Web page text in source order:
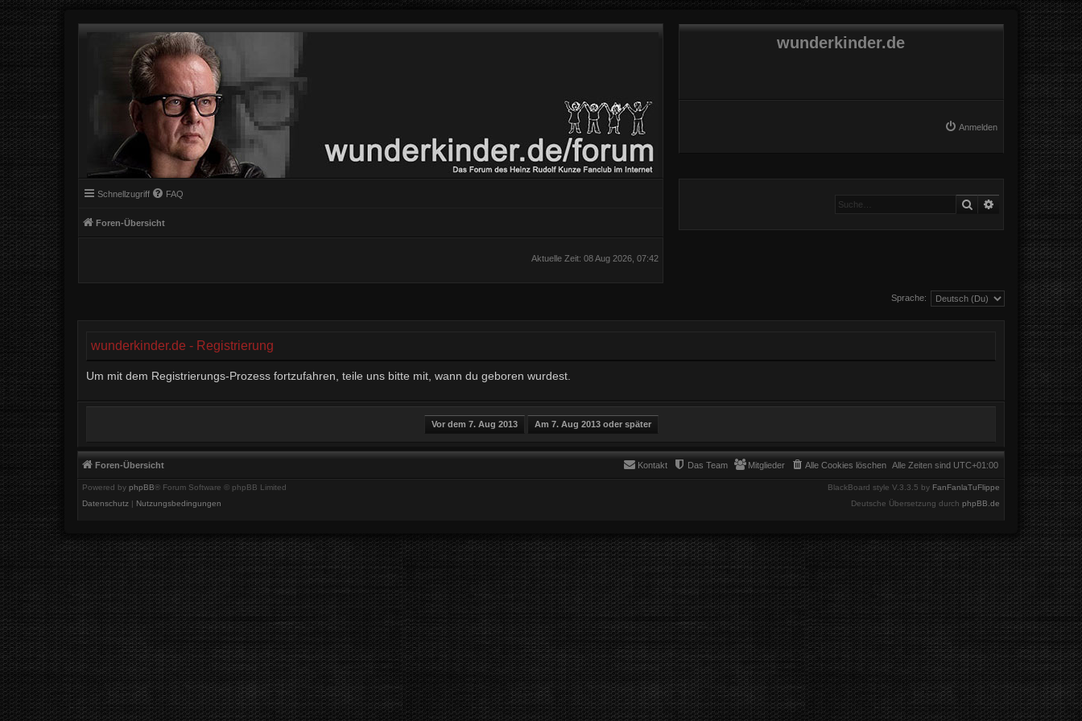
wunderkinder.de
Anmelden
Schnellzugriff FAQ
Foren-Übersicht
Suche Erweiterte Suche
Aktuelle Zeit: 08 Aug 2026, 07:42
Sprache:
wunderkinder.de - Registrierung
Um mit dem Registrierungs-Prozess fortzufahren, teile uns bitte mit, wann du geboren wurdest.
Foren-Übersicht Alle Zeiten sind UTC+01:00
Alle Cookies löschen
Mitglieder
Das Team
Kontakt
Powered by phpBB® Forum Software © phpBB Limited BlackBoard style V.3.3.5 by FanFanlaTuFlippe
Deutsche Übersetzung durch phpBB.de
Datenschutz | Nutzungsbedingungen